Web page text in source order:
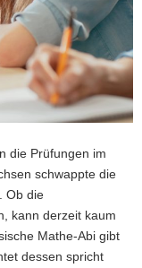
die Prüfungen im
schwappte die
Ob die
kann derzeit kaum
Mathe-Abi gibt
dessen spricht